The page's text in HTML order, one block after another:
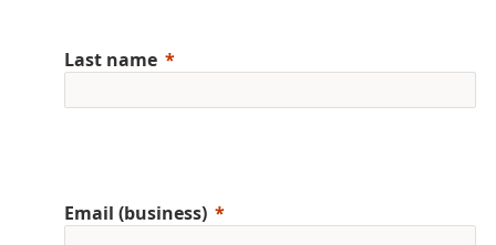
Last name
Email (business)